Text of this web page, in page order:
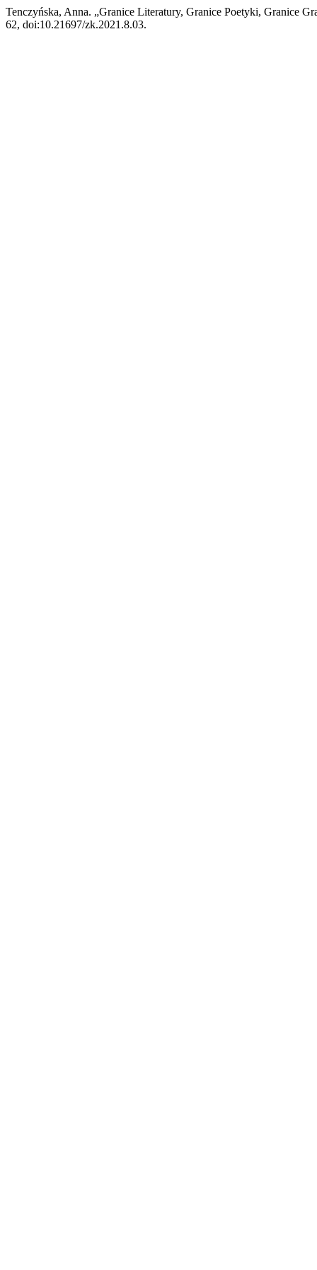
Tenczyńska, Anna. „Granice Literatury, Granice Poetyki, Granice
62, doi:10.21697/zk.2021.8.03.